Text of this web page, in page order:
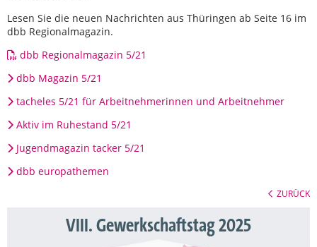
Lesen Sie die neuen Nachrichten aus Thüringen ab Seite 16 im
dbb Regionalmagazin.
dbb Regionalmagazin 5/21
dbb Magazin 5/21
tacheles 5/21 für Arbeitnehmerinnen und Arbeitnehmer
Aktiv im Ruhestand 5/21
Jugendmagazin tacker 5/21
dbb europathemen
ZURÜCK
VIII. Gewerkschaftstag 2025